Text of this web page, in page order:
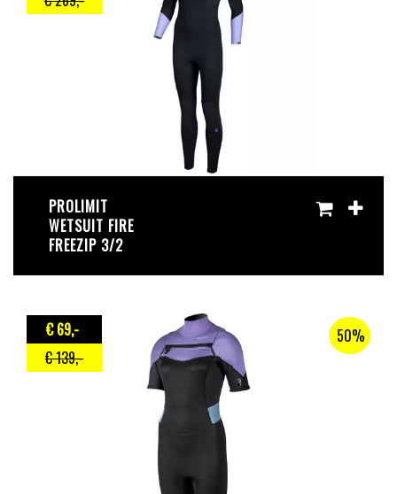
PROLIMIT
WETSUIT FIRE
FREEZIP 3/2
€ 69,-
€ 139,-
50%